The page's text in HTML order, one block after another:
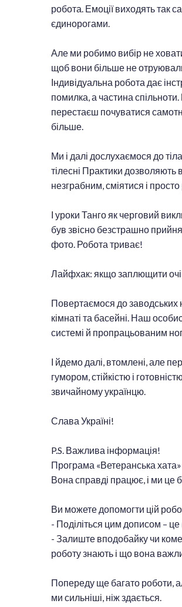
робота. Емоції виходять так
єдинорогами.
Але ми робимо вибір не
щоб вони більше не
Індивідуальна робота дає
помилка, а частина
перестаєш почуватися
більше.
Ми і далі дослухаємося до
тілесні Практики дозволяють
незграбним, сміятися і
І уроки Танго як черговий
був звісно безстрашно
фото. Робота триває!
Лайфхак: якщо заплющити
Повертаємося до заводських
кімнаті та басейні. Наш
системі й пропрацьованим
І йдемо далі, втомлені, але
гумором, стійкістю і
звичайному українцю.
Слава Україні!
P.S. Важлива інформація!
Програма «Ветеранська
Вона справді працює, і ми це
Ви можете допомогти цій
- Поділіться цим дописом –
- Залиште вподобайку чи
роботу знають і що вона
Попереду ще багато роботи,
ми сильніші, ніж здається.